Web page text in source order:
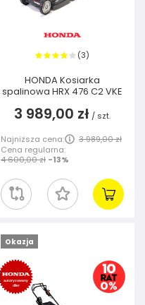
(3)
HONDA Kosiarka
spalinowa HRX 476 C2 VKE
3 989,00 zł / szt.
Najniższa cena:
3 989,00 zł
Cena regularna:
4 600,00 zł -13%
Okazja